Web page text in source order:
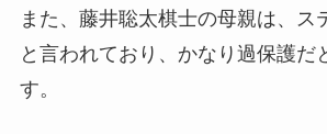
また、藤井聡太棋士の母親は、ス
と言われており、かなり過保護だ
す。